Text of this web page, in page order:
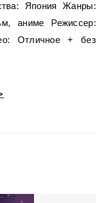
Япония Жанры:
аниме Режиссер:
Отличное + без